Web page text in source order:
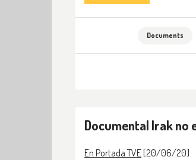
Documents
Documental Irak no
En Portada TVE [20/06/20]